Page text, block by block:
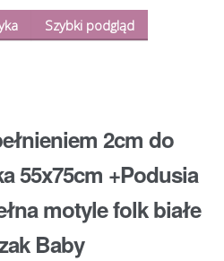
Szybki podgląd
2cm do
55x75cm +Podusia
motyle folk białe
Baby